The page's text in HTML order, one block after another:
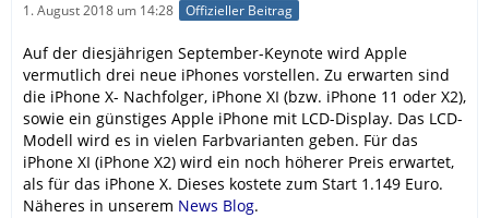
1. August 2018 um 14:28 Offizieller Beitrag
Auf der diesjährigen September-Keynote wird Apple
vermutlich drei neue iPhones vorstellen. Zu erwarten sind
die iPhone X- Nachfolger, iPhone XI (bzw. iPhone 11 oder X2),
sowie ein günstiges Apple iPhone mit LCD-Display. Das LCD-
Modell wird es in vielen Farbvarianten geben. Für das
iPhone XI (iPhone X2) wird ein noch höherer Preis erwartet,
als für das iPhone X. Dieses kostete zum Start 1.149 Euro.
Näheres in unserem News Blog.